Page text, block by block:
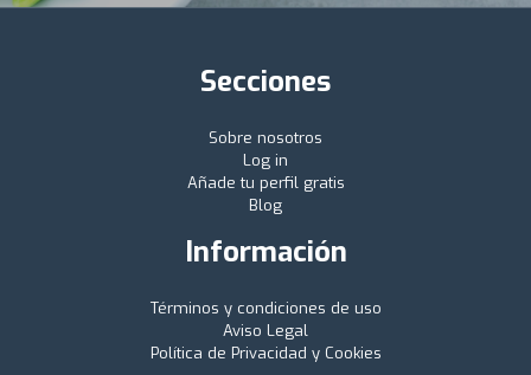
Secciones
Sobre nosotros
Log in
Añade tu perfil gratis
Blog
Información
Términos y condiciones de uso
Aviso Legal
Política de Privacidad y Cookies